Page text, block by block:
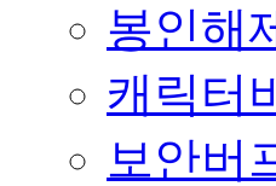
봉인해
캐릭터
보안버